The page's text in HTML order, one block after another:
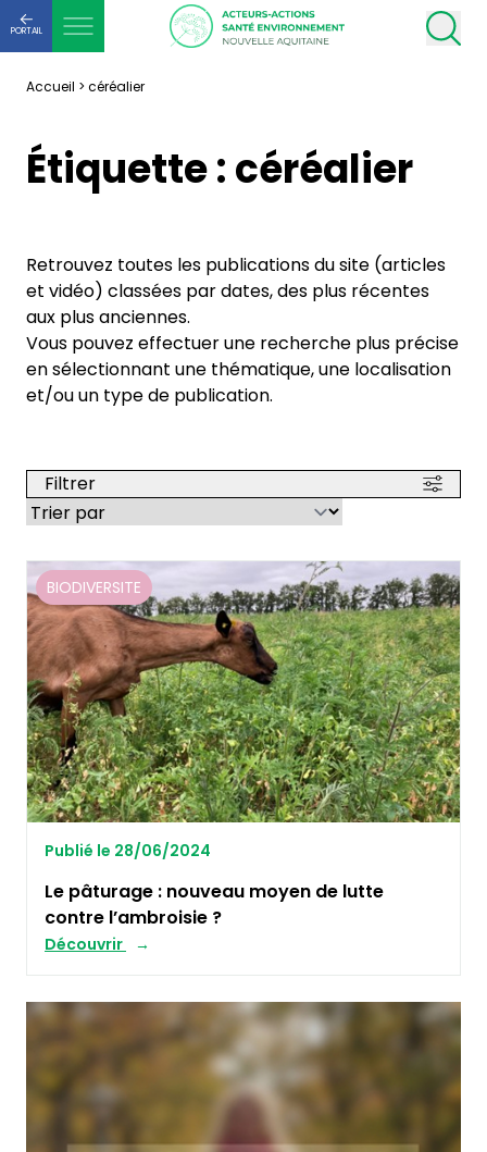
PORTAIL
Accueil > céréalier
Étiquette :céréalier
Retrouvez toutes les publications du site (articles
et vidéo) classées par dates, des plus récentes
aux plus anciennes.
Vous pouvez effectuer une recherche plus précise
en sélectionnant une thématique, une localisation
et/ou un type de publication.
Filtrer
BIODIVERSITE
Publié le 28/06/2024
Le pâturage : nouveau moyen de lutte
contre l’ambroisie ?
Découvrir